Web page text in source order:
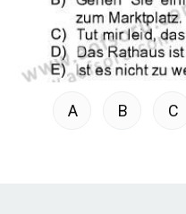
A B C